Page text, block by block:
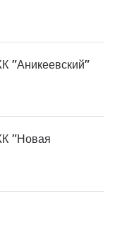
"Аникеевский"
"Новая